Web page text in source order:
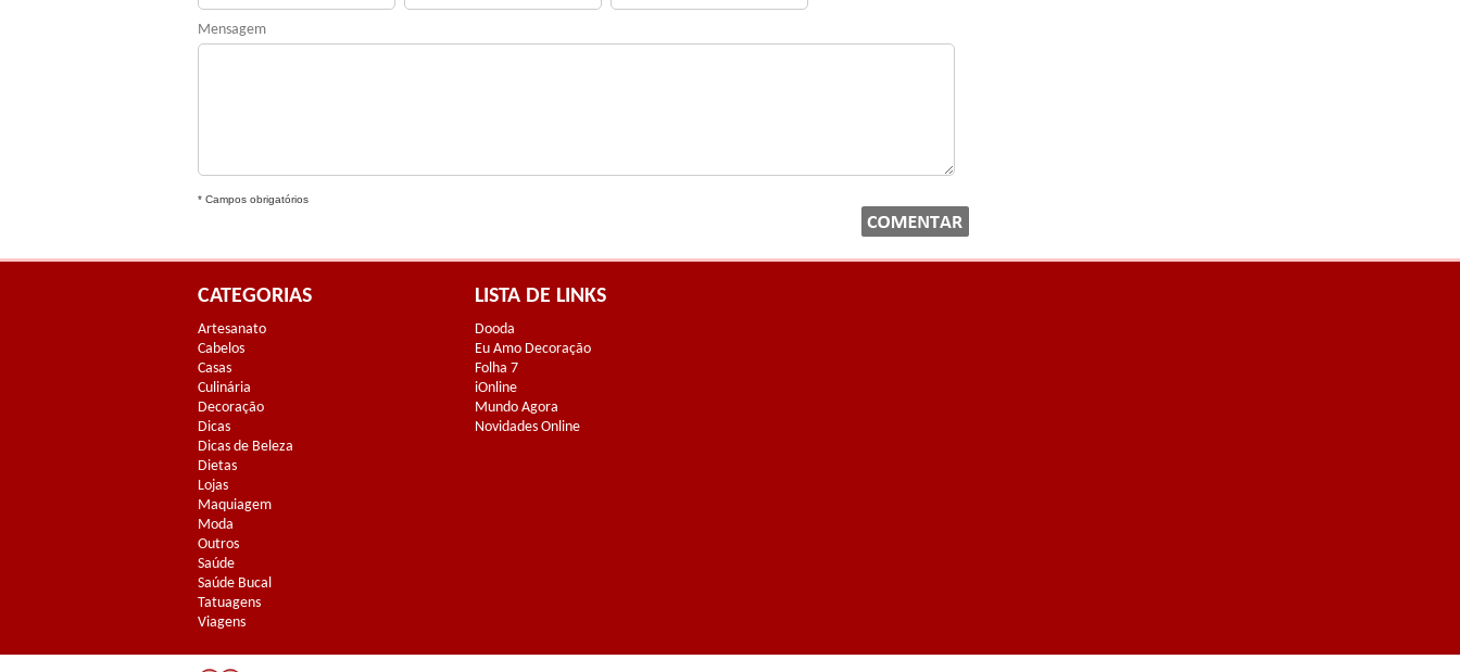
Mensagem
* Campos obrigatórios
CATEGORIAS
Artesanato
Cabelos
Casas
Culinária
Decoração
Dicas
Dicas de Beleza
Dietas
Lojas
Maquiagem
Moda
Outros
Saúde
Saúde Bucal
Tatuagens
Viagens
LISTA DE LINKS
Dooda
Eu Amo Decoração
Folha 7
iOnline
Mundo Agora
Novidades Online